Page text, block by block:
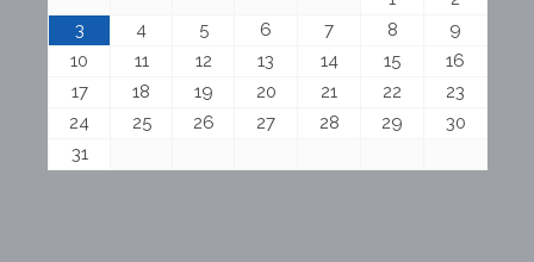
3
4 5 6 7 8
9
10
11 12 13 14 15
16
17
18 19 20 21 22
23
24
25 26 27 28 29
30
31